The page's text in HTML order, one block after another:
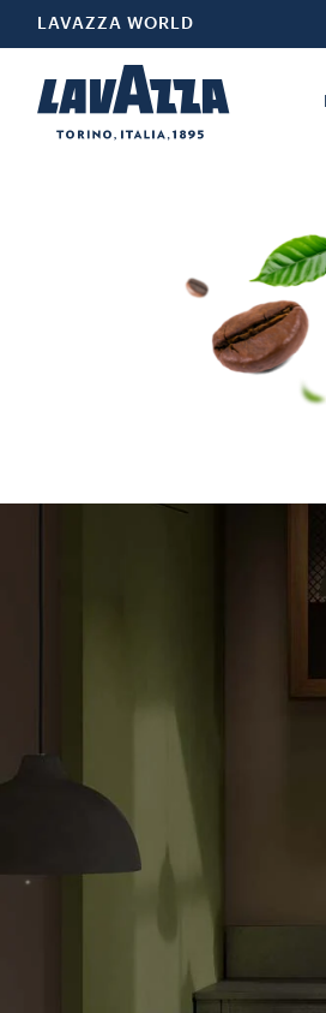
LAVAZZA WORLD